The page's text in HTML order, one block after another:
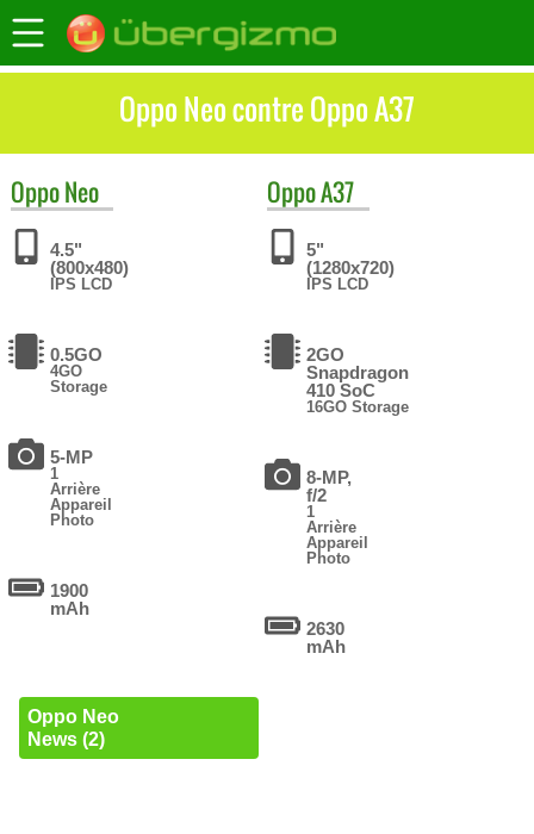
Oppo Neo contre Oppo A37
OppoNeo
4.5"
(800x480)
IPS LCD
0.5GO
4GO
Storage
5-MP
1
Arrière
Appareil
Photo
1900
mAh
Oppo Neo
News (2)
OppoA37
5"
(1280x720)
IPS LCD
2GO
Snapdragon
410 SoC
16GO Storage
8-MP,
f/2
1
Arrière
Appareil
Photo
2630
mAh